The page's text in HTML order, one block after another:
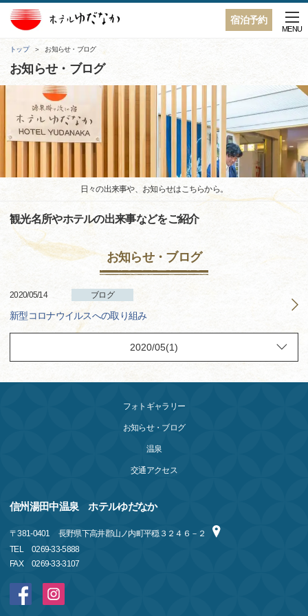
宿泊予約
MENU
トップ お知らせ・ブログ
お知らせ・ブログ
日々の出来事や、お知らせはこちらから。
観光名所やホテルの出来事などをご紹介
お知らせ・ブログ
2020/05/14 ブログ
新型コロナウイルスへの取り組み
フォトギャラリー
お知らせ・ブログ
温泉
交通アクセス
信州湯田中温泉 ホテルゆだなか
〒381-0401
長野県下高井郡山ノ内町平穏３２４６－２
TEL
0269-33-5888
FAX
0269-33-3107